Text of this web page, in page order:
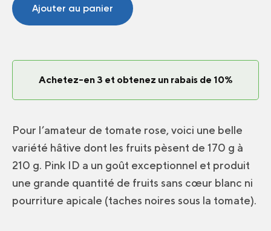
de
Ajouter au panier
Achetez-en 3 et obtenez un rabais de 10%
Pour l’amateur de tomate rose, voici une belle
variété hâtive dont les fruits pèsent de 170 g à
210 g. Pink ID a un goût exceptionnel et produit
une grande quantité de fruits sans cœur blanc ni
pourriture apicale (taches noires sous la tomate).